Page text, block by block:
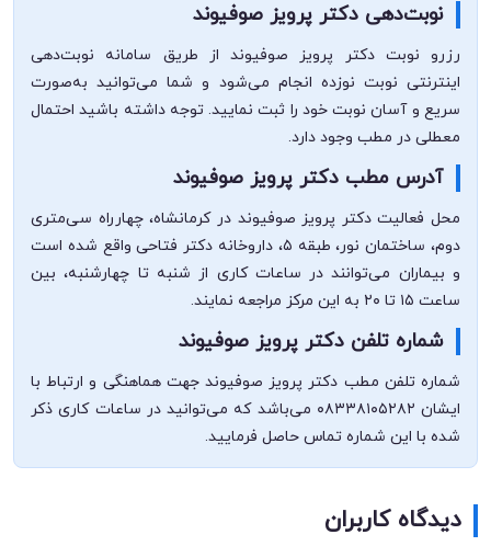
نوبت‌دهی دکتر پرویز صوفیوند
رزرو نوبت دکتر پرویز صوفیوند از طریق سامانه نوبت‌دهی
اینترنتی نوبت نوزده انجام می‌شود و شما می‌توانید به‌صورت
سریع و آسان نوبت خود را ثبت نمایید. توجه داشته باشید احتمال
معطلی در مطب وجود دارد.
آدرس مطب دکتر پرویز صوفیوند
محل فعالیت دکتر پرویز صوفیوند در کرمانشاه، چهارراه سی‌متری
دوم، ساختمان نور، طبقه ۵، داروخانه دکتر فتاحی واقع شده است
و بیماران می‌توانند در ساعات کاری از شنبه تا چهارشنبه، بین
ساعت ۱۵ تا ۲۰ به این مرکز مراجعه نمایند.
شماره تلفن دکتر پرویز صوفیوند
شماره تلفن مطب دکتر پرویز صوفیوند جهت هماهنگی و ارتباط با
ایشان ۰۸۳۳۸۱۰۵۲۸۲ می‌باشد که می‌توانید در ساعات کاری ذکر
شده با این شماره تماس حاصل فرمایید.
دیدگاه کاربران